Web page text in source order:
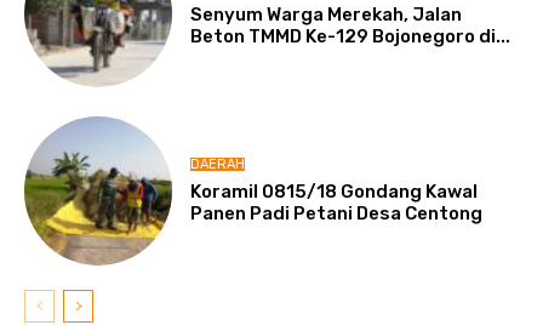
Senyum Warga Merekah, Jalan
Beton TMMD Ke-129 Bojonegoro di...
DAERAH
Koramil 0815/18 Gondang Kawal
Panen Padi Petani Desa Centong